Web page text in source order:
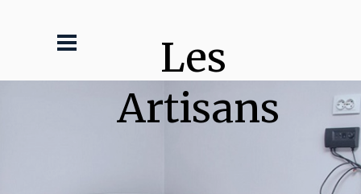
Les
Artisans